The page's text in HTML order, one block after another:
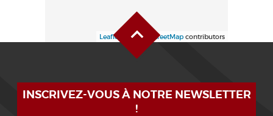
Leaflet | ©OpenStreetMap contributors
INSCRIVEZ-VOUS À NOTRE NEWSLETTER
!